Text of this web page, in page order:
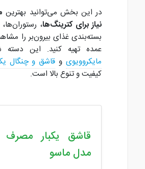
در این بخش می‌توانید بهترین
نیاز برای کترینگ‌ها،
بسته‌بندی غذای بیرون‌بر را
عمده تهیه کنید. این دسته
مایکروویویو قاشق و چنگال
کیفیت و تنوع بالا است.
قاشق یکبار مصرف
مدل ماسو